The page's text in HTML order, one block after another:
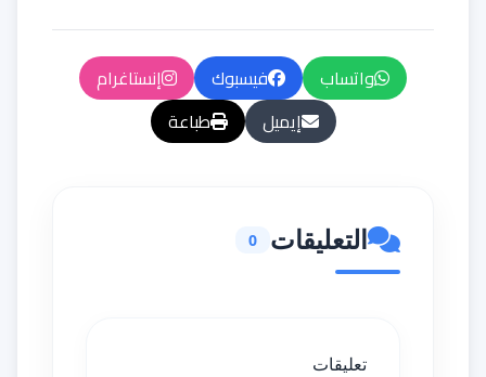
واتساب فيسبوك
إنستاغرام
إيميل
طباعة
التعليقات 0
تعليقات